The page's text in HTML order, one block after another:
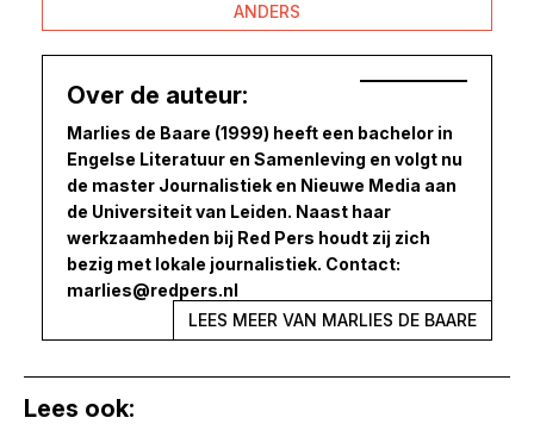
ANDERS
Over de auteur:
Marlies de Baare (1999) heeft een bachelor in
Engelse Literatuur en Samenleving en volgt nu
de master Journalistiek en Nieuwe Media aan
de Universiteit van Leiden. Naast haar
werkzaamheden bij Red Pers houdt zij zich
bezig met lokale journalistiek. Contact:
marlies@redpers.nl
LEES MEER VAN MARLIES DE BAARE
Lees ook: